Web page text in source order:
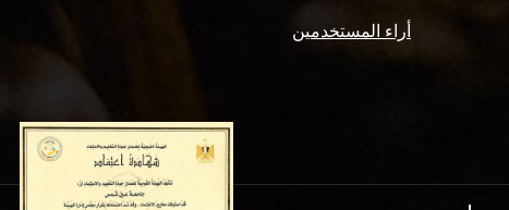
أراء المستخدمين